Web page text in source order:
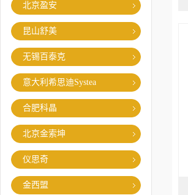
北京盈安
昆山舒美
无锡百泰克
意大利希思迪Systea
合肥科晶
北京金索坤
仪思奇
金西盟